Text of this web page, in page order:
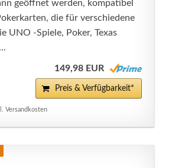
geöffnet werden, kompatibel
die für verschiedene
UNO -Spiele, Poker, Texas
149,98 EUR
Preis & Verfügbarkeit*
Versandkosten